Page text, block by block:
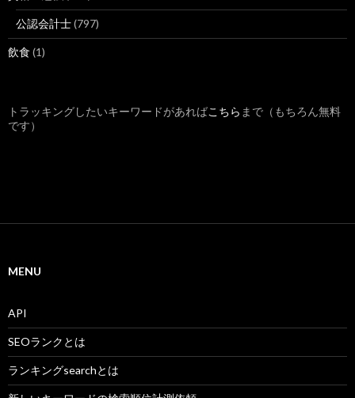
公認会計士(797)
飲食 (1)
トラッキングしたいキーワードがあればこちら まで（もちろん無料
です）
MENU
API
SEOランクとは
ランキングsearchとは